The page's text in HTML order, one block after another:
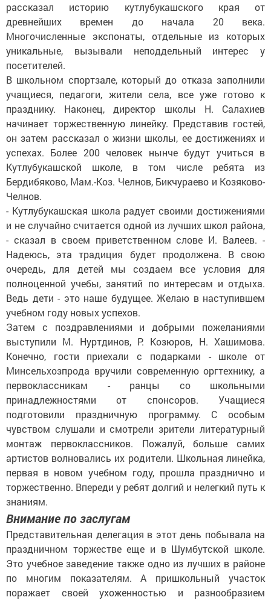
рассказал историю кутлубукашского края от
древнейших времен до начала 20 века.
Многочисленные экспонаты, отдельные из которых
уникальные, вызывали неподдельный интерес у
посетителей.
В школьном спортзале, который до отказа заполнили
учащиеся, педагоги, жители села, все уже готово к
празднику. Наконец, директор школы Н. Салахиев
начинает торжественную линейку. Представив гостей,
он затем рассказал о жизни школы, ее достижениях и
успехах. Более 200 человек нынче будут учиться в
Кутлубукашской школе, в том числе ребята из
Бердибяково, Мам.-Коз. Челнов, Бикчураево и Козяково-
Челнов.
- Кутлубукашская школа радует своими достижениями
и не случайно считается одной из лучших школ района,
- сказал в своем приветственном слове И. Валеев. -
Надеюсь, эта традиция будет продолжена. В свою
очередь, для детей мы создаем все условия для
полноценной учебы, занятий по интересам и отдыха.
Ведь дети - это наше будущее. Желаю в наступившем
учебном году новых успехов.
Затем с поздравлениями и добрыми пожеланиями
выступили М. Нуртдинов, Р. Козюров, Н. Хашимова.
Конечно, гости приехали с подарками - школе от
Минсельхозпрода вручили современную оргтехнику, а
первоклассникам - ранцы со школьными
принадлежностями от спонсоров. Учащиеся
подготовили праздничную программу. С особым
чувством слушали и смотрели зрители литературный
монтаж первоклассников. Пожалуй, больше самих
артистов волновались их родители. Школьная линейка,
первая в новом учебном году, прошла празднично и
торжественно. Впереди у ребят долгий и нелегкий путь к
знаниям.
Внимание по заслугам
Представительная делегация в этот день побывала на
праздничном торжестве еще и в Шумбутской школе.
Это учебное заведение также одно из лучших в районе
по многим показателям. А пришкольный участок
поражает своей ухоженностью и разнообразием